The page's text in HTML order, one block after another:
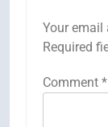
Your email
Required
Comment *